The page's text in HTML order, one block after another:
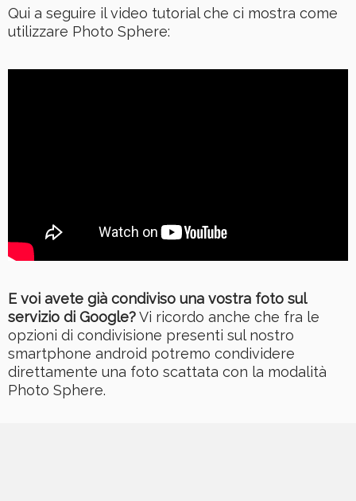
Qui a seguire il video tutorial che ci mostra come
utilizzare Photo Sphere:
E voi avete già condiviso una vostra foto sul
servizio di Google?Vi ricordo anche che fra le
opzioni di condivisione presenti sul nostro
smartphone android potremo condividere
direttamente una foto scattata con la modalità
Photo Sphere.